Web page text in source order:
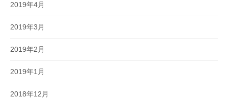
2019年4月
2019年3月
2019年2月
2019年1月
2018年12月